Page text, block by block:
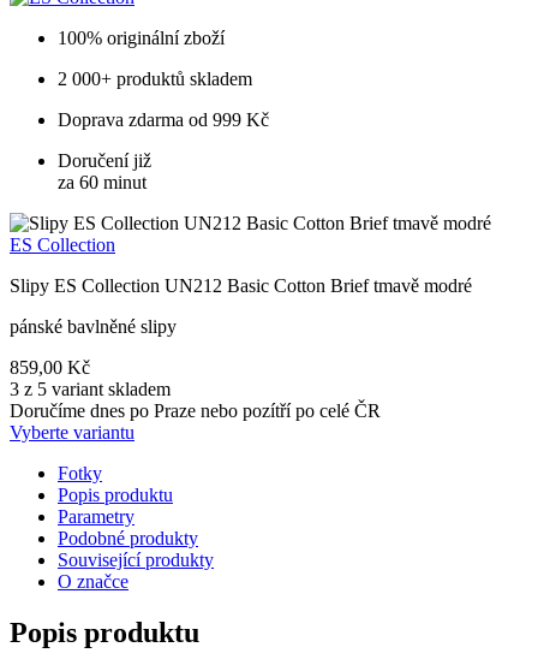
100% originální zboží
2 000+ produktů skladem
Doprava zdarma od 999 Kč
Doručení již
za 60 minut
ES Collection
Slipy ES Collection UN212 Basic Cotton Brief tmavě modré
pánské bavlněné slipy
859,00 Kč
3 z 5 variant skladem
Doručíme dnes po Praze nebo pozítří po celé ČR
Vyberte variantu
Fotky
Popis produktu
Parametry
Podobné produkty
Související produkty
O značce
Popis produktu